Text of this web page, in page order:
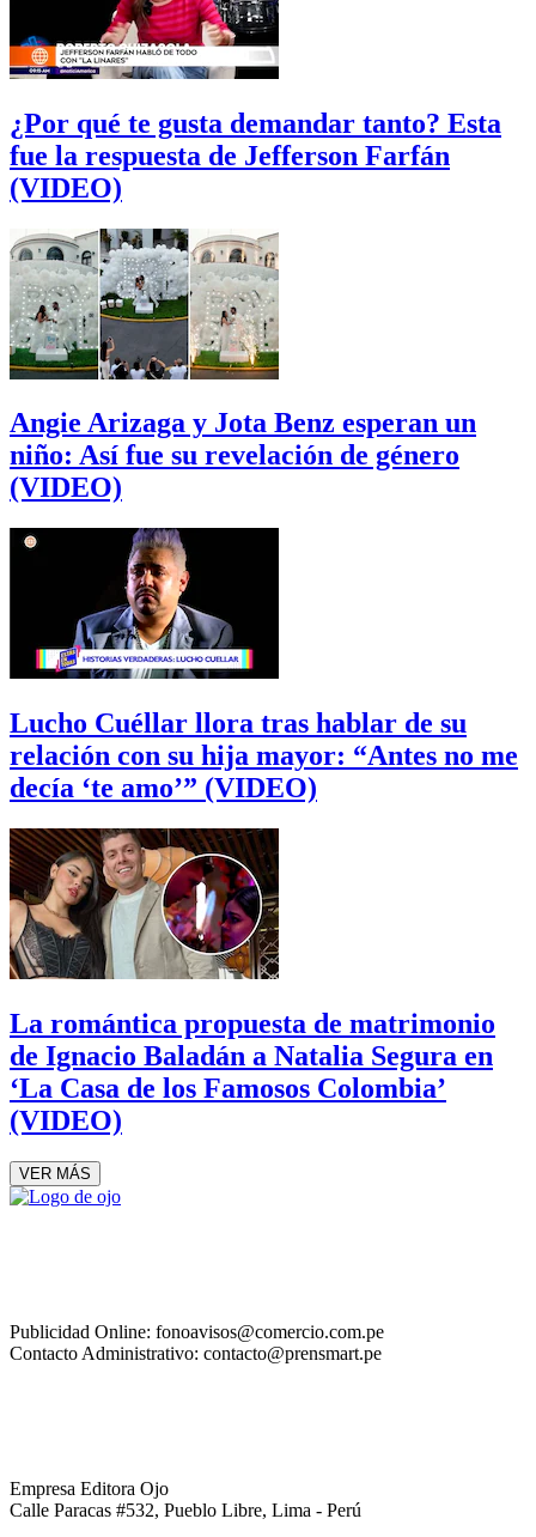
¿Por qué te gusta demandar tanto? Esta
fue la respuesta de Jefferson Farfán
(VIDEO)
Angie Arizaga y Jota Benz esperan un
niño: Así fue su revelación de género
(VIDEO)
Lucho Cuéllar llora tras hablar de su
relación con su hija mayor: “Antes no me
decía ‘te amo’” (VIDEO)
La romántica propuesta de matrimonio
de Ignacio Baladán a Natalia Segura en
‘La Casa de los Famosos Colombia’
(VIDEO)
VER MÁS
Publicidad Online: fonoavisos@comercio.com.pe
Contacto Administrativo: contacto@prensmart.pe
Empresa Editora Ojo
Calle Paracas #532, Pueblo Libre, Lima - Perú